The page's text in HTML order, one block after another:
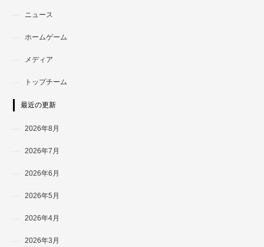
ニュース
ホームゲーム
メディア
トップチーム
最近の更新
2026年8月
2026年7月
2026年6月
2026年5月
2026年4月
2026年3月